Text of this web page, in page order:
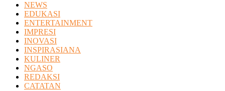
NEWS
EDUKASI
ENTERTAINMENT
IMPRESI
INOVASI
INSPIRASIANA
KULINER
NGASO
REDAKSI
CATATAN